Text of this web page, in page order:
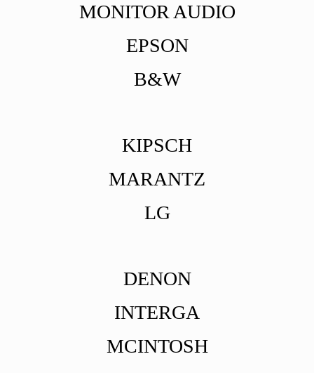
MONITOR AUDIO
EPSON
B&W
KIPSCH
MARANTZ
LG
DENON
INTERGA
MCINTOSH